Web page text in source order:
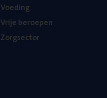
Voe­ding
Vrije beroe­pen
Zorg­sec­tor